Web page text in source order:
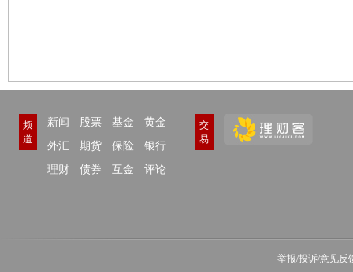
频
道
新闻 股票 基金
黄金
外汇
期货 保险
银行
理财
债券 互金 评论
交
易
举报/投诉/意见反